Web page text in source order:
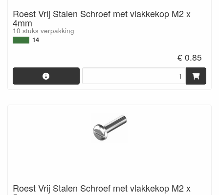
Roest Vrij Stalen Schroef met vlakkekop M2 x
4mm
10 stuks verpakking
14
€ 0.85
Roest Vrij Stalen Schroef met vlakkekop M2 x